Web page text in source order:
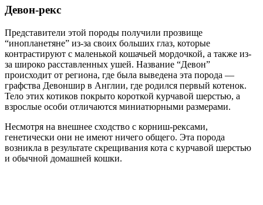
Девон-рекс
Представители этой породы получили прозвище
“инопланетяне” из-за своих больших глаз, которые
контрастируют с маленькой кошачьей мордочкой, а также из-
за широко расставленных ушей. Название “Девон”
происходит от региона, где была выведена эта порода —
графства Девоншир в Англии, где родился первый котенок.
Тело этих котиков покрыто короткой курчавой шерстью, а
взрослые особи отличаются миниатюрными размерами.
Несмотря на внешнее сходство с корниш-рексами,
генетически они не имеют ничего общего. Эта порода
возникла в результате скрещивания кота с курчавой шерстью
и обычной домашней кошки.